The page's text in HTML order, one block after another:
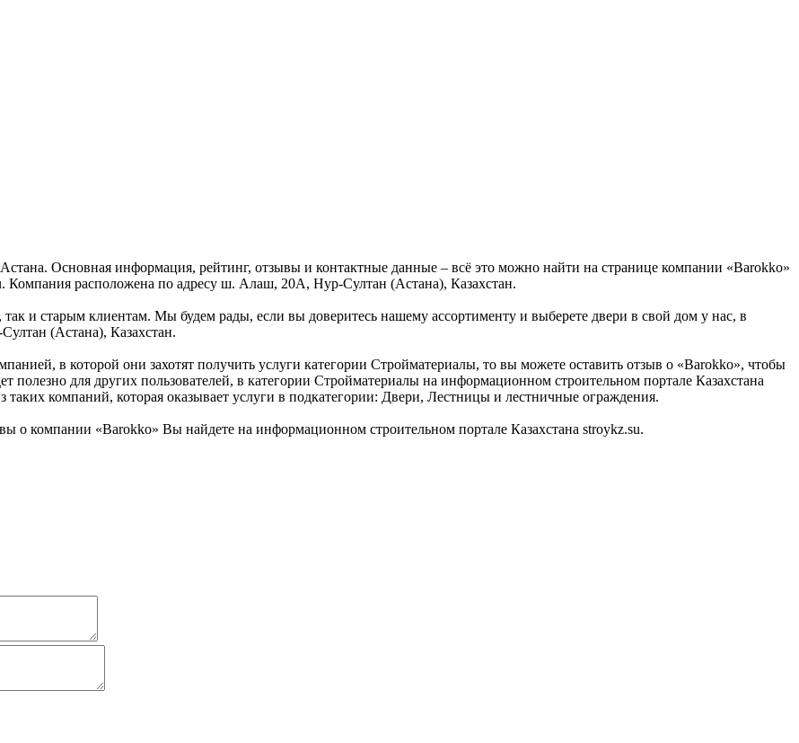
Основная информация, рейтинг, отзывы и контактные данные – всё это можно найти на странице компании «Barokko»
Компания расположена по адресу ш. Алаш, 20А, Нур-Султан (Астана), Казахстан.
и старым клиентам. Мы будем рады, если вы доверитесь нашему ассортименту и выберете двери в свой дом у нас, в
(Астана), Казахстан.
в которой они захотят получить услуги категории Стройматериалы, то вы можете оставить отзыв о «Barokko», чтобы
полезно для других пользователей, в категории Стройматериалы на информационном строительном портале Казахстана
компаний, которая оказывает услуги в подкатегории: Двери, Лестницы и лестничные ограждения.
компании «Barokko» Вы найдете на информационном строительном портале Казахстана stroykz.su.